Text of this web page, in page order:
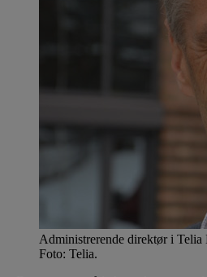
Administrerende direktør i Telia
Foto: Telia.